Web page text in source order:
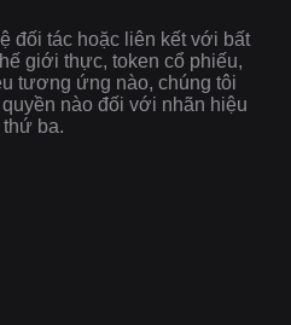
đối tác hoặc liên kết với bất
giới thực, token cổ phiếu,
tương ứng nào, chúng tôi
nào đối với nhãn hiệu
thứ ba.